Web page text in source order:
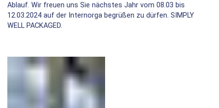
Ablauf. Wir freuen uns Sie nächstes Jahr vom 08.03 bis
12.03.2024 auf der Internorga begrüßen zu dürfen. SIMPLY
WELL PACKAGED.